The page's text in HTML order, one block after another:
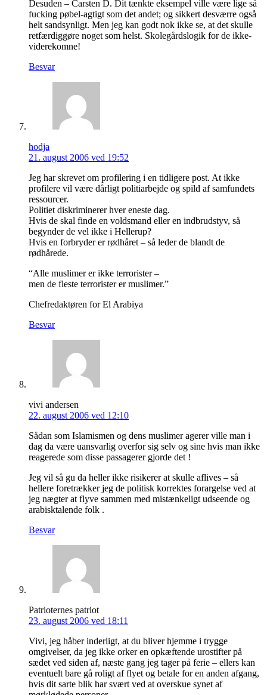
Desuden – Carsten D. Dit tænkte eksempel ville være lige så
fucking pøbel-agtigt som det andet; og sikkert desværre også
helt sandsynligt. Men jeg kan godt nok ikke se, at det skulle
retfærdiggøre noget som helst. Skolegårdslogik for de ikke-
viderekomne!
Besvar
hodja
21. august 2006 ved 19:52
Jeg har skrevet om profilering i en tidligere post. At ikke
profilere vil være dårligt politiarbejde og spild af samfundets
ressourcer.
Politiet diskriminerer hver eneste dag.
Hvis de skal finde en voldsmand eller en indbrudstyv, så
begynder de vel ikke i Hellerup?
Hvis en forbryder er rødhåret – så leder de blandt de
rødhårede.
“Alle muslimer er ikke terrorister –
men de fleste terrorister er muslimer.”
Chefredaktøren for El Arabiya
Besvar
vivi andersen
22. august 2006 ved 12:10
Sådan som Islamismen og dens muslimer agerer ville man i
dag da være uansvarlig overfor sig selv og sine hvis man ikke
reagerede som disse passagerer gjorde det !
Jeg vil så gu da heller ikke risikerer at skulle aflives – så
hellere foretrækker jeg de politisk korrektes forargelse ved at
jeg nægter at flyve sammen med mistænkeligt udseende og
arabisktalende folk .
Besvar
Patrioternes patriot
23. august 2006 ved 18:11
Vivi, jeg håber inderligt, at du bliver hjemme i trygge
omgivelser, da jeg ikke orker en opkæftende urostifter på
sædet ved siden af, næste gang jeg tager på ferie – ellers kan
eventuelt bare gå roligt af flyet og betale for en anden afgang,
hvis dit sarte blik har svært ved at overskue synet af